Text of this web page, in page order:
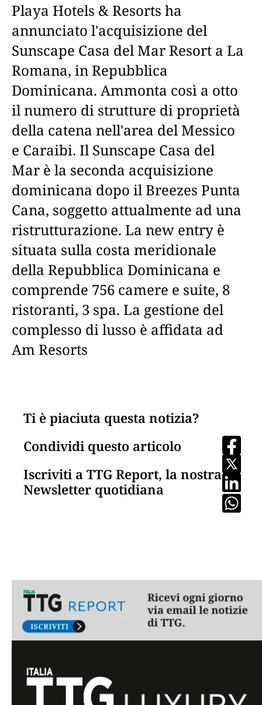
Playa Hotels & Resorts ha
annunciato l'acquisizione del
Sunscape Casa del Mar Resort a La
Romana, in Repubblica
Dominicana. Ammonta così a otto
il numero di strutture di proprietà
della catena nell'area del Messico
e Caraibi. Il Sunscape Casa del
Mar è la seconda acquisizione
dominicana dopo il Breezes Punta
Cana, soggetto attualmente ad una
ristrutturazione. La new entry è
situata sulla costa meridionale
della Repubblica Dominicana e
comprende 756 camere e suite, 8
ristoranti, 3 spa. La gestione del
complesso di lusso è affidata ad
Am Resorts
Ti è piaciuta questa notizia?
Condividi questo articolo
Iscriviti a TTG Report, la nostra
Newsletter quotidiana